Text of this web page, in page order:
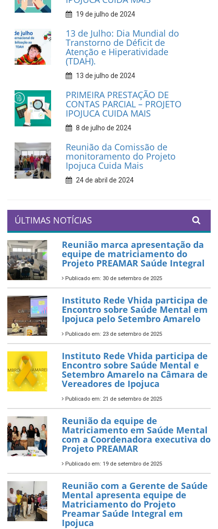
19 de julho de 2024
13 de Julho: Dia Mundial do
Transtorno de Déficit de
Atenção e Hiperatividade
(TDAH).
13 de julho de 2024
PRIMEIRA PRESTAÇÃO DE
CONTAS PARCIAL – PROJETO
IPOJUCA CUIDA MAIS
8 de julho de 2024
Reunião da Comissão de
monitoramento do Projeto
Ipojuca Cuida Mais
24 de abril de 2024
ÚLTIMAS NOTÍCIAS
Reunião marca apresentação da
equipe de matriciamento do
Projeto PREAMAR Saúde Integral
Publicado em: 30 de setembro de 2025
Instituto Rede Vhida participa de
Encontro sobre Saúde Mental em
Ipojuca pelo Setembro Amarelo
Publicado em: 23 de setembro de 2025
Instituto Rede Vhida participa de
Encontro sobre Saúde Mental e
Setembro Amarelo na Câmara de
Vereadores de Ipojuca
Publicado em: 21 de setembro de 2025
Reunião da equipe de
Matriciamento em Saúde Mental
com a Coordenadora executiva do
Projeto PREAMAR
Publicado em: 19 de setembro de 2025
Reunião com a Gerente de Saúde
Mental apresenta equipe de
Matriciamento do Projeto
Preamar Saúde Integral em
Ipojuca